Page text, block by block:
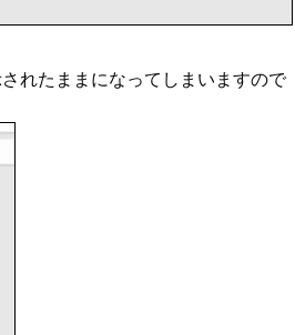
れたままになってしまいますので